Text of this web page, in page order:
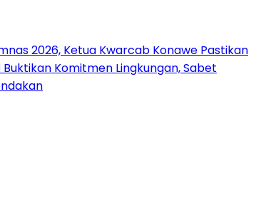
2026, Ketua Kwarcab Konawe Pastikan
Buktikan Komitmen Lingkungan, Sabet